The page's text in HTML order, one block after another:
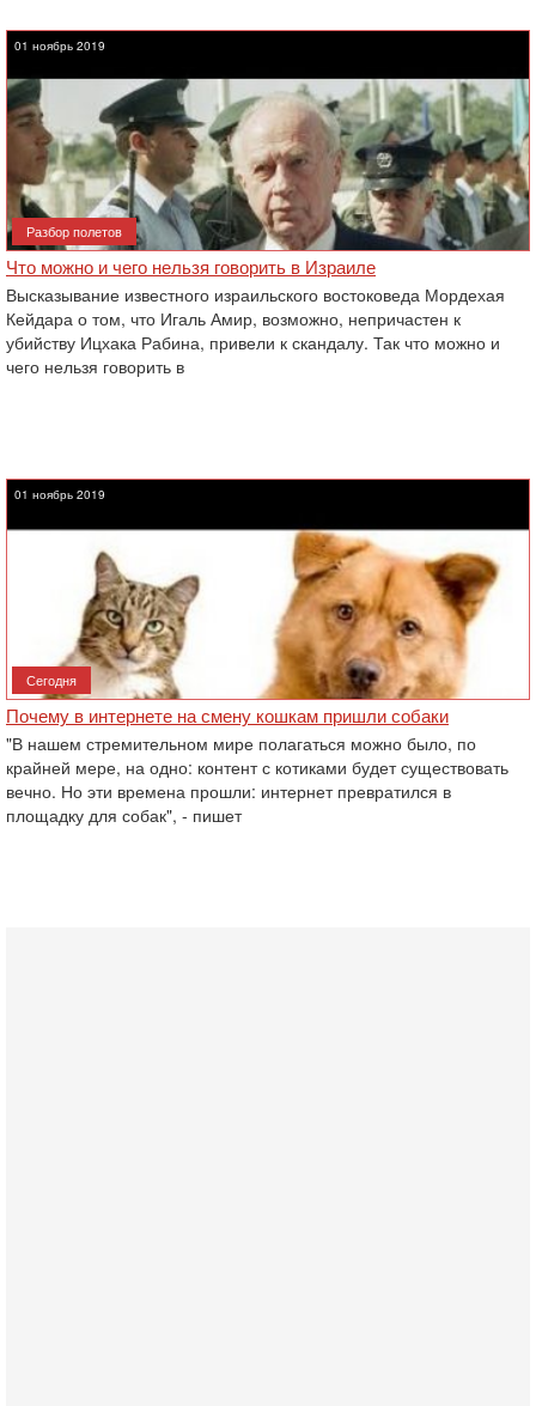
01 ноябрь 2019
Разбор полетов
Что можно и чего нельзя говорить в Израиле
Высказывание известного израильского востоковеда Мордехая
Кейдара о том, что Игаль Амир, возможно, непричастен к
убийству Ицхака Рабина, привели к скандалу. Так что можно и
чего нельзя говорить в
01 ноябрь 2019
Сегодня
Почему в интернете на смену кошкам пришли собаки
"В нашем стремительном мире полагаться можно было, по
крайней мере, на одно: контент с котиками будет существовать
вечно. Но эти времена прошли: интернет превратился в
площадку для собак", - пишет